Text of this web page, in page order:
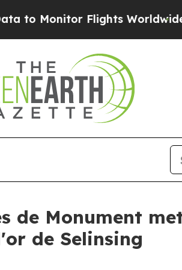
Flights WorldwideRed States
de Monument
de Selinsing